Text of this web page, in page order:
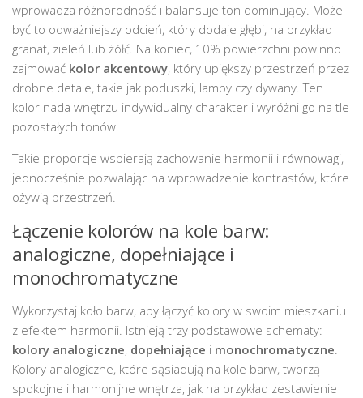
wprowadza różnorodność i balansuje ton dominujący. Może
być to odważniejszy odcień, który dodaje głębi, na przykład
granat, zieleń lub żółć. Na koniec, 10% powierzchni powinno
zajmować kolor akcentowy, który upiększy przestrzeń przez
drobne detale, takie jak poduszki, lampy czy dywany. Ten
kolor nada wnętrzu indywidualny charakter i wyróżni go na tle
pozostałych tonów.
Takie proporcje wspierają zachowanie harmonii i równowagi,
jednocześnie pozwalając na wprowadzenie kontrastów, które
ożywią przestrzeń.
Łączenie kolorów na kole barw:
analogiczne, dopełniające i
monochromatyczne
Wykorzystaj koło barw, aby łączyć kolory w swoim mieszkaniu
z efektem harmonii. Istnieją trzy podstawowe schematy:
kolory analogiczne, dopełniające i monochromatyczne
Kolory analogiczne, które sąsiadują na kole barw, tworzą
spokojne i harmonijne wnętrza, jak na przykład zestawienie